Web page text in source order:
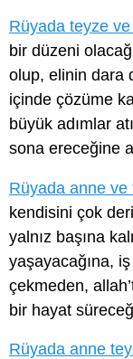
Rüyada teyze
bir düzeni
olup, elinin dara
içinde çözüme
büyük adımlar
sona ereceğine
Rüyada anne
kendisini çok
yalnız başına
yaşayacağına,
çekmeden,
bir hayat
Rüyada anne